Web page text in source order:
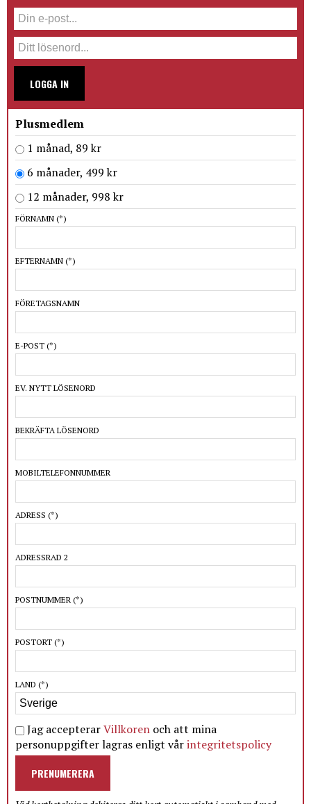
LOGGA IN
Plusmedlem
1 månad, 89 kr
6 månader, 499 kr
12 månader, 998 kr
FÖRNAMN (*)
EFTERNAMN (*)
FÖRETAGSNAMN
E-POST (*)
EV. NYTT LÖSENORD
BEKRÄFTA LÖSENORD
MOBILTELEFONNUMMER
ADRESS (*)
ADRESSRAD 2
POSTNUMMER (*)
POSTORT (*)
LAND (*)
Jag accepterarVillkoren och att mina
personuppgifter lagras enligt vårintegritetspolicy
PRENUMERERA